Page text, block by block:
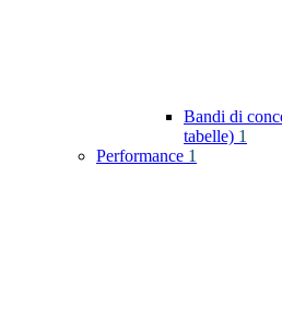
Bandi di
tabelle) 1
Performance 1